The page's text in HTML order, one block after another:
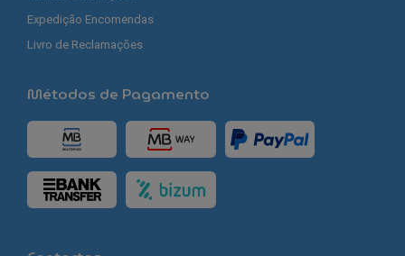
Expedição Encomendas
Livro de Reclamações
Métodos de Pagamento